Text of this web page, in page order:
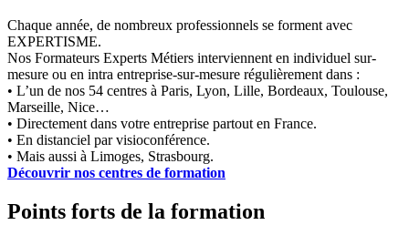
Chaque année, de nombreux professionnels se forment avec
EXPERTISME.
Nos Formateurs Experts Métiers interviennent en individuel sur-
mesure ou en intra entreprise-sur-mesure régulièrement dans :
• L’un de nos 54 centres à Paris, Lyon, Lille, Bordeaux, Toulouse,
Marseille, Nice…
• Directement dans votre entreprise partout en France.
• En distanciel par visioconférence.
• Mais aussi à Limoges, Strasbourg.
Découvrir nos centres de formation
Points forts de la formation